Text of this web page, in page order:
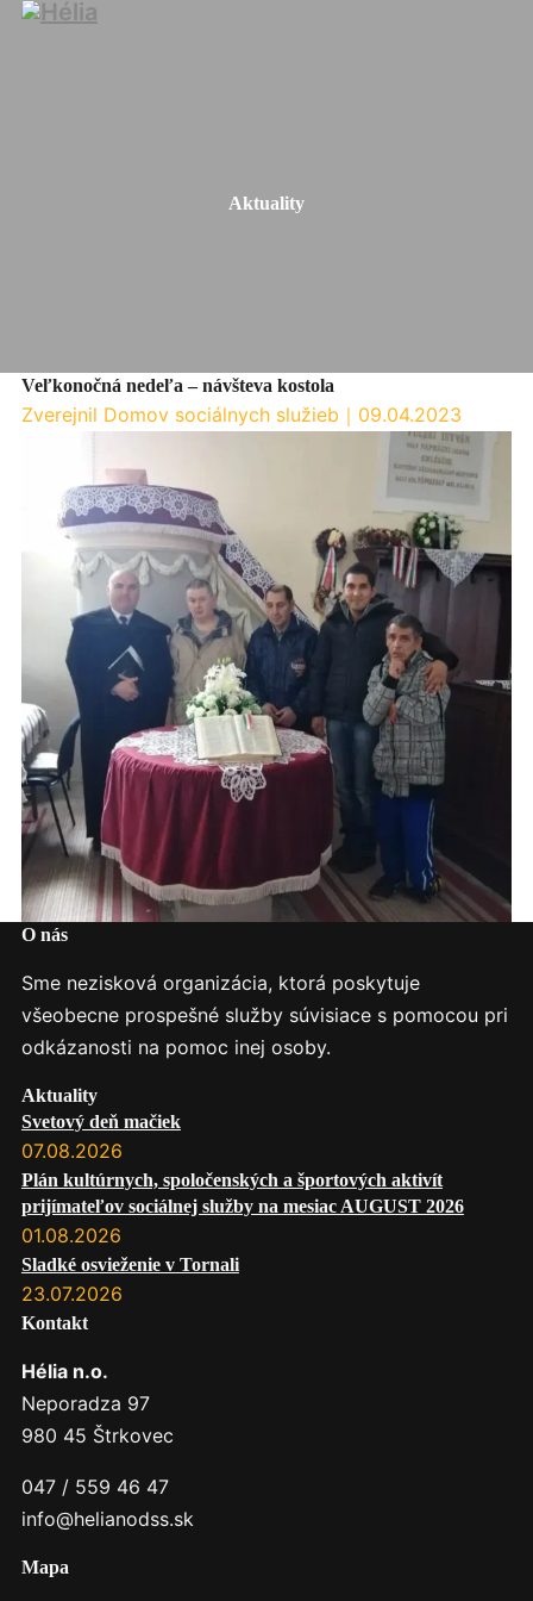
Aktuality
Veľkonočná nedeľa – návšteva kostola
Zverejnil Domov sociálnych služieb ｜ 09.04.2023
O nás
Sme nezisková organizácia, ktorá poskytuje
všeobecne prospešné služby súvisiace s pomocou pri
odkázanosti na pomoc inej osoby.
Aktuality
Svetový deň mačiek
07.08.2026
Plán kultúrnych, spoločenských a športových aktivít
prijímateľov sociálnej služby na mesiac AUGUST 2026
01.08.2026
Sladké osvieženie v Tornali
23.07.2026
Kontakt
Hélia n.o.
Neporadza 97
980 45 Štrkovec
047 / 559 46 47
info@helianodss.sk
Mapa